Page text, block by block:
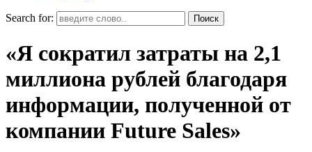
Search for:
«Я сократил затраты на 2,1
миллиона рублей благодаря
информации, полученной от
компании Future Sales»